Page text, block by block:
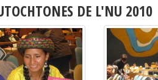
DE L'NU 2010